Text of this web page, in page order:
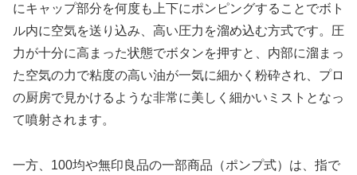
にキャップ部分を何度も上下にポンピングすることでボト
ル内に空気を送り込み、高い圧力を溜め込む方式です。圧
力が十分に高まった状態でボタンを押すと、内部に溜まっ
た空気の力で粘度の高い油が一気に細かく粉砕され、プロ
の厨房で見かけるような非常に美しく細かいミストとなっ
て噴射されます。
一方、100均や無印良品の一部商品（ポンプ式）は、指で